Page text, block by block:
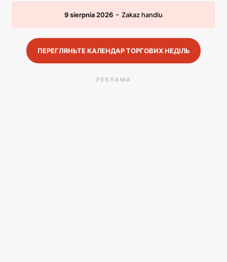
9 sierpnia 2026 - Zakaz handlu
ПЕРЕГЛЯНЬТЕ КАЛЕНДАР ТОРГОВИХ НЕДІЛЬ
РЕКЛАМА